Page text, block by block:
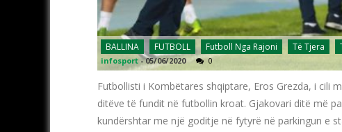
BALLINA FUTBOLL Futboll Nga Rajoni Të Tjera
infosport -05/06/2020 0
Futbollisti i Kombëtares shqiptare, Eros Grezda, i cili
ditëve të fundit në futbollin kroat. Gjakovari ditë më
kundërshtar me një goditje në fytyrë në parkingun e